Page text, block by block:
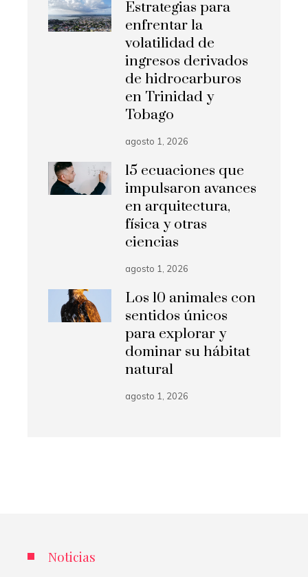
Estrategias para
enfrentar la
volatilidad de
ingresos derivados
de hidrocarburos
en Trinidad y
Tobago
agosto 1, 2026
15 ecuaciones que
impulsaron avances
en arquitectura,
física y otras
ciencias
agosto 1, 2026
Los 10 animales con
sentidos únicos
para explorar y
dominar su hábitat
natural
agosto 1, 2026
Noticias